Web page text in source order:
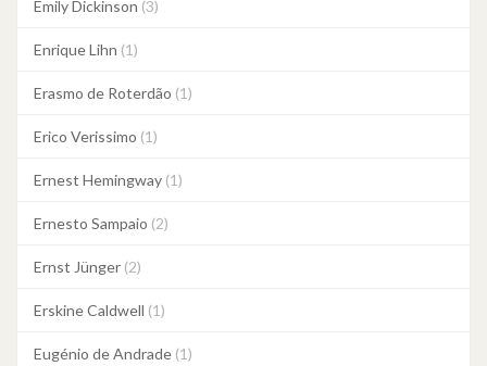
Emily Dickinson (3)
Enrique Lihn (1)
Erasmo de Roterdão (1)
Erico Verissimo (1)
Ernest Hemingway (1)
Ernesto Sampaio (2)
Ernst Jünger (2)
Erskine Caldwell (1)
Eugénio de Andrade (1)